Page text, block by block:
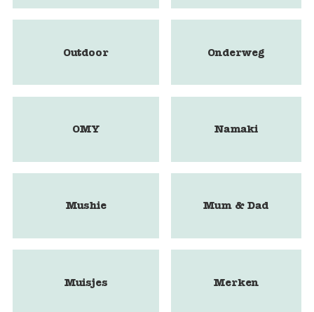
Outdoor Onderweg
OMY Namaki
Mushie Mum & Dad
Muisjes Merken